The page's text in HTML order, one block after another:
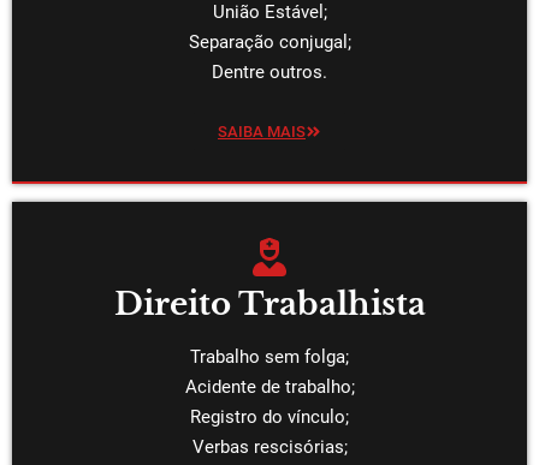
União Estável;
Separação conjugal;
Dentre outros.
SAIBA MAIS
Direito Trabalhista
Trabalho sem folga;
Acidente de trabalho;
Registro do vínculo;
Verbas rescisórias;